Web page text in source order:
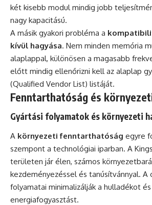
két kisebb modul mindig jobb
nagy kapacitású.
A másik gyakori probléma a
kívül hagyása. Nem minden memória
alaplappal, különösen a magasabb
előtt mindig ellenőrizni kell az alaplap
(Qualified Vendor List) listáját.
Fenntarthatóság és
Gyártási folyamatok és környezeti
A környezeti fenntarthatóság egyre
szempont a technológiai iparban. A
területen jár élen, számos
kezdeményezéssel és tanúsítvánnyal. A
folyamatai minimalizálják a hulladékot
energiafogyasztást.